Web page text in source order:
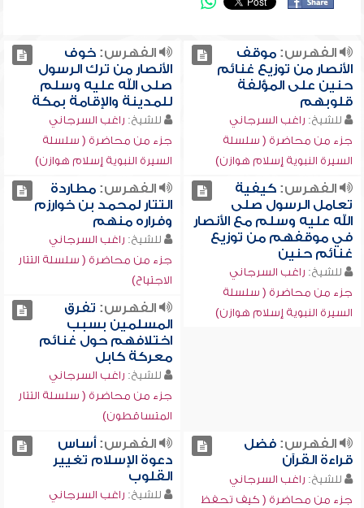
الفهرس:موقف
الأنصار من توزيع غنائم
حنين على المؤلفة
قلوبهم
للشيخ: راغب السرجاني
جزء من محاضرة ( سلسلة
السيرة النبوية إسلام هوازن)
الفهرس:خوف
الأنصار من ترك الرسول
صلى الله عليه وسلم
للمدينة والإقامة بمكة
للشيخ: راغب السرجاني
جزء من محاضرة ( سلسلة
السيرة النبوية إسلام هوازن)
الفهرس:كيفية
تعامل الرسول صلى
الله عليه وسلم مع الأنصار
في موقفهم من توزيع
غنائم حنين
للشيخ: راغب السرجاني
جزء من محاضرة ( سلسلة
السيرة النبوية إسلام هوازن)
الفهرس:مطاردة
التتار لمحمد بن خوارزم
وفراره منهم
للشيخ: راغب السرجاني
جزء من محاضرة ( سلسلة التتار
الاجتياح)
الفهرس: تفرق
المسلمين بسبب
اختلافهم حول غنائم
معركة كابل
للشيخ: راغب السرجاني
جزء من محاضرة ( سلسلة التتار
المتساقطون)
الفهرس:فضل
قراءة القرآن
للشيخ: راغب السرجاني
جزء من محاضرة ( كيف تحفظ
الفهرس:أساس
دعوة الإسلام تغيير
القلوب
للشيخ: راغب السرجاني